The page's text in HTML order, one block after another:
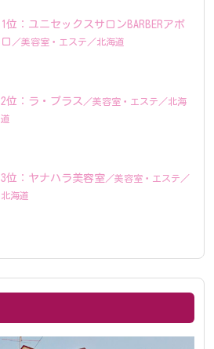
ユニセックスサロンBARBERアポ
ロ
美容室 エステ 北海道
ラ・プラス 美容室 エステ
北海
道
ヤナハラ美容室 美容室
エステ
北海道